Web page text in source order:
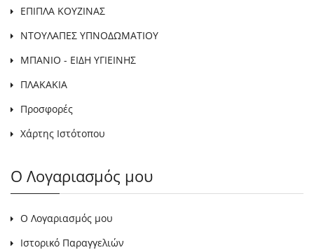
ΕΠΙΠΛΑ ΚΟΥΖΙΝΑΣ
ΝΤΟΥΛΑΠΕΣ ΥΠΝΟΔΩΜΑΤΙΟΥ
ΜΠΑΝΙΟ - ΕΙΔΗ ΥΓΙΕΙΝΗΣ
ΠΛΑΚΑΚΙΑ
Προσφορές
Χάρτης Ιστότοπου
Ο Λογαριασμός μου
Ο Λογαριασμός μου
Ιστορικό Παραγγελιών